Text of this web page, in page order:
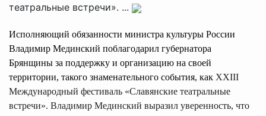
театральные встречи». ...
Исполняющий обязанности министра культуры России
Владимир Мединский поблагодарил губернатора
Брянщины за поддержку и организацию на своей
территории, такого знаменательного события, как XXIII
Международный фестиваль «Славянские театральные
встречи». Владимир Мединский выразил уверенность, что